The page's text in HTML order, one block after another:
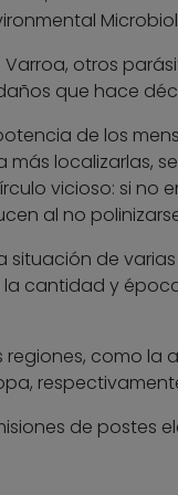
otros
que hace
de los
localizarlas,
vicioso: si no
al no
situación de
cantidad y
regiones, como la
de postes